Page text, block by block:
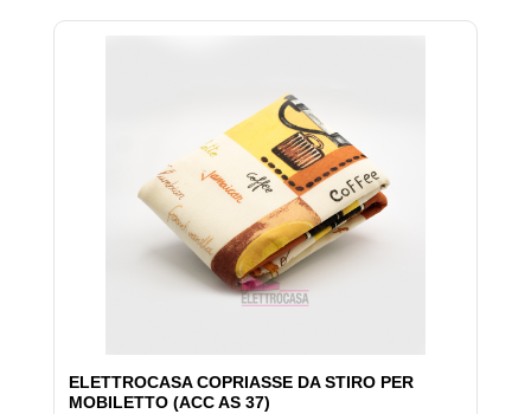
ELETTROCASA COPRIASSE DA STIRO PER
MOBILETTO (ACC AS 37)